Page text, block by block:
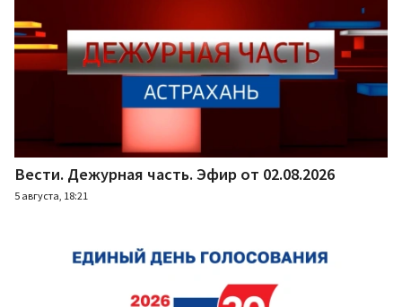
Вести. Дежурная часть. Эфир от 02.08.2026
5 августа, 18:21